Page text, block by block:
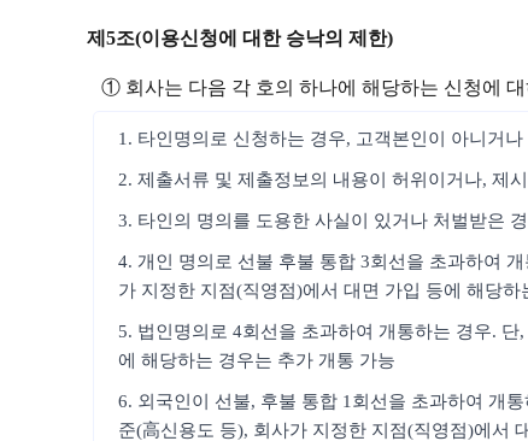
제5조(이용신청에 대한 승낙의 제한)
① 회사는 다음 각 호의 하나에 해당하는 신청에
1. 타인명의로 신청하는 경우, 고객본인이 아니거
2. 제출서류 및 제출정보의 내용이 허위이거나, 제
3. 타인의 명의를 도용한 사실이 있거나 처벌받은
4. 개인 명의로 선불 후불 통합 3회선을 초과하여
가 지정한 지점(직영점)에서 대면 가입 등에 해당
5. 법인명의로 4회선을 초과하여 개통하는 경우.
에 해당하는 경우는 추가 개통 가능
6. 외국인이 선불, 후불 통합 1회선을 초과하여 개
준(高신용도 등), 회사가 지정한 지점(직영점)에서